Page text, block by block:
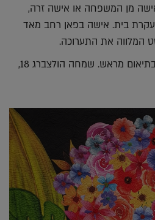
מן המשפחה או אישה זרה,
עקרת בית. אישה בפאן רחב מאד
המלווה את התערוכה.
/// אוצר שי פרדו. עד: 6/4. בתיאום מראש. שמחה הולצברג 18,